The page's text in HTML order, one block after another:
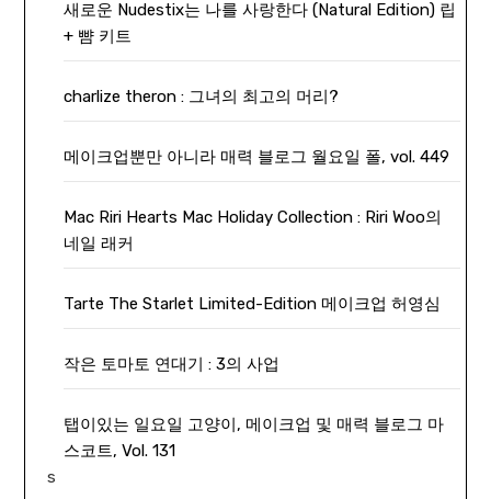
새로운 Nudestix는 나를 사랑한다 (Natural Edition) 립
+ 뺨 키트
charlize theron : 그녀의 최고의 머리?
메이크업뿐만 아니라 매력 블로그 월요일 폴, vol. 449
Mac Riri Hearts Mac Holiday Collection : Riri Woo의
네일 래커
Tarte The Starlet Limited-Edition 메이크업 허영심
작은 토마토 연대기 : 3의 사업
탭이있는 일요일 고양이, 메이크업 및 매력 블로그 마
스코트, Vol. 131
s